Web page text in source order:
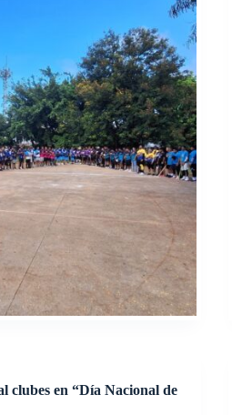
clubes en “Día Nacional de